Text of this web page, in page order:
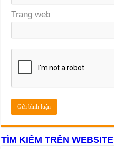
Trang web
TÌM KIẾM TRÊN WEBSITE